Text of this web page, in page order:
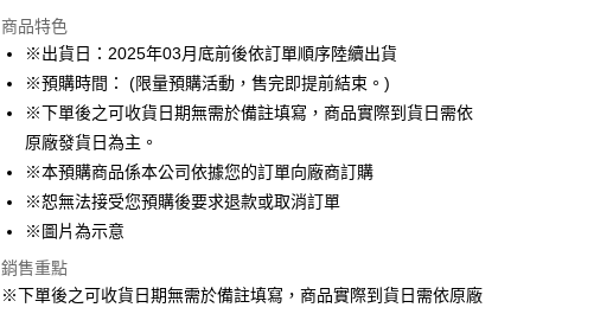
LINE Pay
Apple Pay
悠遊付
Google Pay
ATM付款
貨到付款
商品特色
※出貨日：2025年03月底前後依訂單順序陸續出貨
※預購時間： (限量預購活動，售完即提前結束。)
※下單後之可收貨日期無需於備註填寫，商品實際到貨日需依
原廠發貨日為主。
※本預購商品係本公司依據您的訂單向廠商訂購
※恕無法接受您預購後要求退款或取消訂單
※圖片為示意
銷售重點
※下單後之可收貨日期無需於備註填寫，商品實際到貨日需依原廠